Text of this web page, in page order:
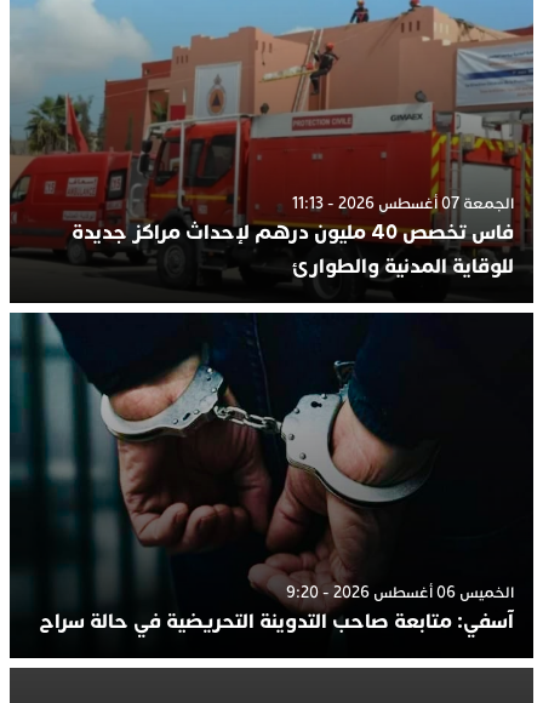
الجمعة 07 أغسطس 2026 - 11:13
فاس تخصص 40 مليون درهم لإحداث مراكز جديدة
للوقاية المدنية والطوارئ
الخميس 06 أغسطس 2026 - 9:20
آسفي: متابعة صاحب التدوينة التحريضية في حالة سراح